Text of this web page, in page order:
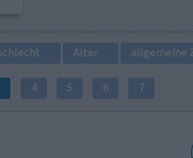
Alter allgemeine
4 5 6 7